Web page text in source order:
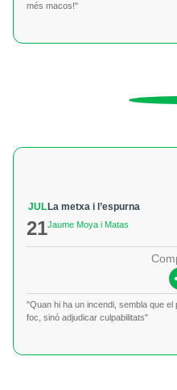
més macos!"
JUL
21
La metxa i l’espurna
Jaume Moya i Matas
"Quan hi ha un incendi, sembla que
foc, sinó adjudicar culpabilitats"